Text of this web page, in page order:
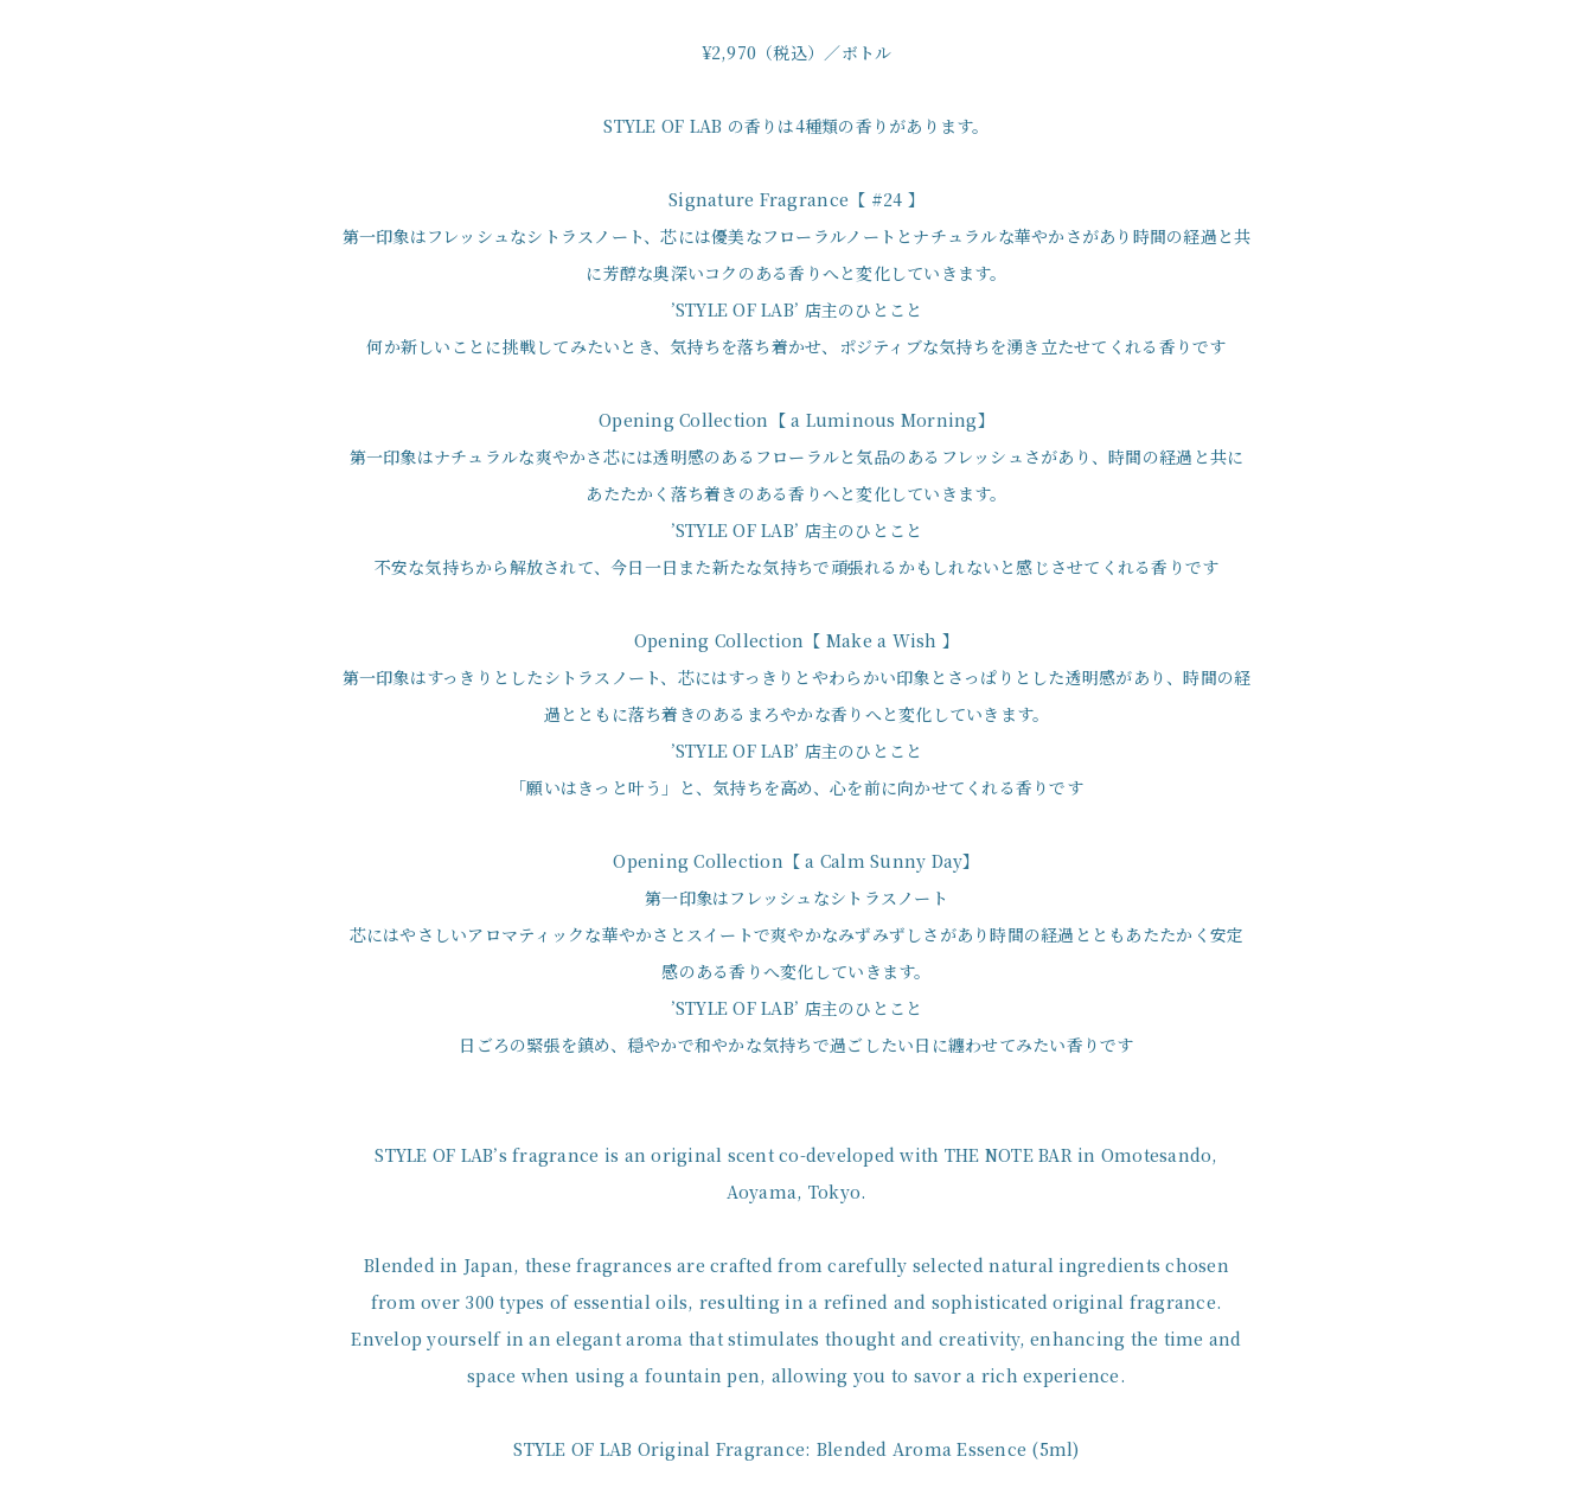
¥2,970（税込）／ボトル
STYLE OF LAB の香りは4種類の香りがあります。
Signature Fragrance【 #24 】
第一印象はフレッシュなシトラスノート、芯には優美なフローラルノートとナチュラルな華やかさがあり時間の経過と共
に芳醇な奥深いコクのある香りへと変化していきます。
’STYLE OF LAB’ 店主のひとこと
何か新しいことに挑戦してみたいとき、気持ちを落ち着かせ、ポジティブな気持ちを湧き立たせてくれる香りです
Opening Collection【 a Luminous Morning】
第一印象はナチュラルな爽やかさ芯には透明感のあるフローラルと気品のあるフレッシュさがあり、時間の経過と共に
あたたかく落ち着きのある香りへと変化していきます。
’STYLE OF LAB’ 店主のひとこと
不安な気持ちから解放されて、今日一日また新たな気持ちで頑張れるかもしれないと感じさせてくれる香りです
Opening Collection【 Make a Wish 】
第一印象はすっきりとしたシトラスノート、芯にはすっきりとやわらかい印象とさっぱりとした透明感があり、時間の経
過とともに落ち着きのあるまろやかな香りへと変化していきます。
’STYLE OF LAB’ 店主のひとこと
「願いはきっと叶う」と、気持ちを高め、心を前に向かせてくれる香りです
Opening Collection【 a Calm Sunny Day】
第一印象はフレッシュなシトラスノート
芯にはやさしいアロマティックな華やかさとスイートで爽やかなみずみずしさがあり時間の経過とともあたたかく安定
感のある香りへ変化していきます。
’STYLE OF LAB’ 店主のひとこと
日ごろの緊張を鎮め、穏やかで和やかな気持ちで過ごしたい日に纏わせてみたい香りです
STYLE OF LAB’s fragrance is an original scent co-developed with THE NOTE BAR in Omotesando,
Aoyama, Tokyo.
Blended in Japan, these fragrances are crafted from carefully selected natural ingredients chosen
from over 300 types of essential oils, resulting in a refined and sophisticated original fragrance.
Envelop yourself in an elegant aroma that stimulates thought and creativity, enhancing the time and
space when using a fountain pen, allowing you to savor a rich experience.
STYLE OF LAB Original Fragrance: Blended Aroma Essence (5ml)